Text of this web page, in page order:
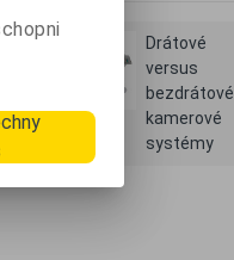
Drátové
versus
bezdrátové
kamerové
systémy